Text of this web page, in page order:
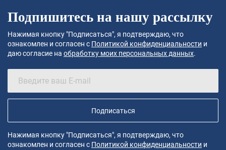
Подпишитесь на нашу рассылку
Нажимая кнопку "Подписаться", я подтверждаю, что
ознакомлен и согласен с Политикой конфиденциальности и
даю согласие на обработку моих персональных данных.
Подписаться
Нажимая кнопку "Подписаться", я подтверждаю, что
ознакомлен и согласен с Политикой конфиденциальности и